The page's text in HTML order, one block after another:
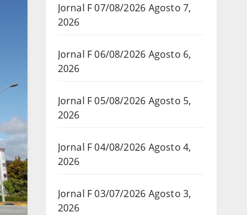
Jornal F 07/08/2026 Agosto 7,
2026
Jornal F 06/08/2026 Agosto 6,
2026
Jornal F 05/08/2026 Agosto 5,
2026
Jornal F 04/08/2026 Agosto 4,
2026
Jornal F 03/07/2026 Agosto 3,
2026